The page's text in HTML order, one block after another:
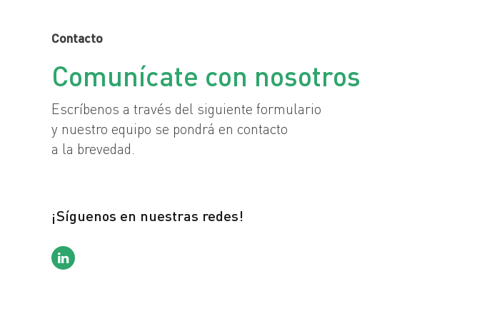
Contacto
Comunícate con nosotros
Escríbenos a través del siguiente formulario
y nuestro equipo se pondrá en contacto
a la brevedad.
¡Síguenos en nuestras redes!